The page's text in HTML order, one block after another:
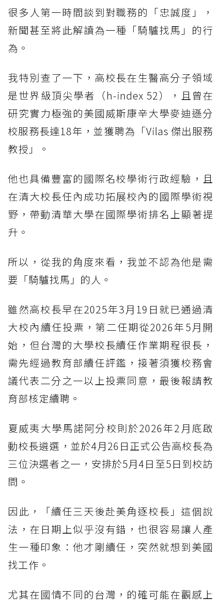
很多人第一時間談到對職務的「忠誠度」，
新聞甚至將此解讀為一種「騎驢找馬」的行
為。
我特別查了一下，高校長在生醫高分子領域
是世界級頂尖學者（h-index 52），且曾在
研究實力極強的美國威斯康辛大學麥迪遜分
校服務長達18年，並獲聘為「Vilas 傑出服務
教授」。
他也具備豐富的國際名校學術行政經驗，且
在清大校長任內成功拓展校內的國際學術視
野，帶動清華大學在國際學術排名上顯著提
升。
所以，從我的角度來看，我並不認為他是需
要「騎驢找馬」的人。
雖然高校長早在2025年3月19日就已通過清
大校內續任投票，第二任期從2026年5月開
始，但台灣的大學校長續任作業期程很長，
需先經過教育部續任評鑑，接著須獲校務會
議代表二分之一以上投票同意，最後報請教
育部核定續聘。
夏威夷大學馬諾阿分校則於2026年2月底啟
動校長遴選，並於4月26日正式公告高校長為
三位決選者之一，安排於5月4日至5日到校訪
問。
因此，「續任三天後赴美角逐校長」這個說
法，在日期上似乎沒有錯，也很容易讓人產
生一種印象：他才剛續任，突然就想到美國
找工作。
尤其在國情不同的台灣，的確可能在觀感上